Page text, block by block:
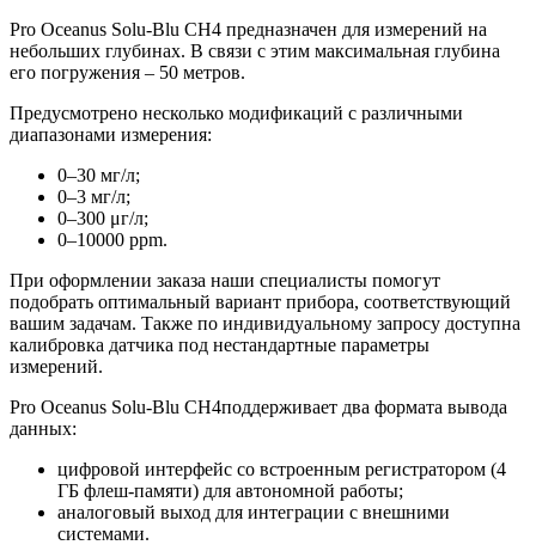
Pro Oceanus Solu-Blu CH4 предназначен для измерений на
небольших глубинах. В связи с этим максимальная глубина
его погружения – 50 метров.
Предусмотрено несколько модификаций с различными
диапазонами измерения:
0–30 мг/л;
0–3 мг/л;
0–300 μг/л;
0–10000 ppm.
При оформлении заказа наши специалисты помогут
подобрать оптимальный вариант прибора, соответствующий
вашим задачам. Также по индивидуальному запросу доступна
калибровка датчика под нестандартные параметры
измерений.
Pro Oceanus Solu-Blu CH4поддерживает два формата вывода
данных:
цифровой интерфейс со встроенным регистратором (4
ГБ флеш-памяти) для автономной работы;
аналоговый выход для интеграции с внешними
системами.